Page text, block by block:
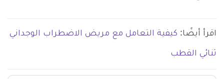
اقرأ أيضًا: كيفية التعامل مع مريض الاضطراب الوجداني
ثنائي القطب